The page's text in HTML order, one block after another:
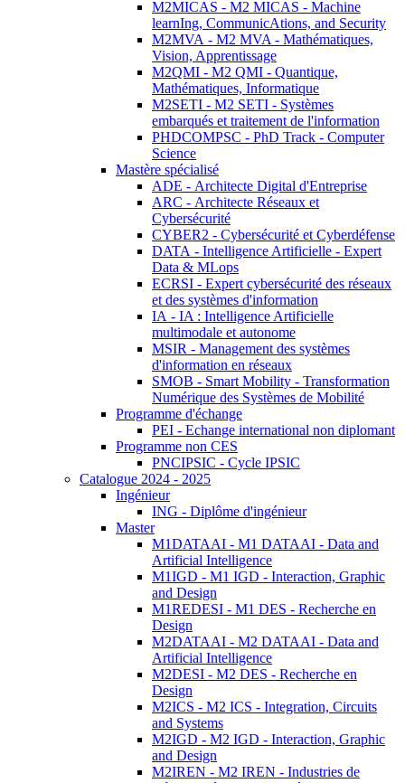
M2MICAS - M2 MICAS - Machine
learnIng, CommunicAtions, and Security
M2MVA - M2 MVA - Mathématiques,
Vision, Apprentissage
M2QMI - M2 QMI - Quantique,
Mathématiques, Informatique
M2SETI - M2 SETI - Systèmes
embarqués et traitement de l'information
PHDCOMPSC - PhD Track - Computer
Science
Mastère spécialisé
ADE - Architecte Digital d'Entreprise
ARC - Architecte Réseaux et
Cybersécurité
CYBER2 - Cybersécurité et Cyberdéfense
DATA - Intelligence Artificielle - Expert
Data & MLops
ECRSI - Expert cybersécurité des réseaux
et des systèmes d'information
IA - IA : Intelligence Artificielle
multimodale et autonome
MSIR - Management des systèmes
d'information en réseaux
SMOB - Smart Mobility - Transformation
Numérique des Systèmes de Mobilité
Programme d'échange
PEI - Echange international non diplomant
Programme non CES
PNCIPSIC - Cycle IPSIC
Catalogue 2024 - 2025
Ingénieur
ING - Diplôme d'ingénieur
Master
M1DATAAI - M1 DATAAI - Data and
Artificial Intelligence
M1IGD - M1 IGD - Interaction, Graphic
and Design
M1REDESI - M1 DES - Recherche en
Design
M2DATAAI - M2 DATAAI - Data and
Artificial Intelligence
M2DESI - M2 DES - Recherche en
Design
M2ICS - M2 ICS - Integration, Circuits
and Systems
M2IGD - M2 IGD - Interaction, Graphic
and Design
M2IREN - M2 IREN - Industries de